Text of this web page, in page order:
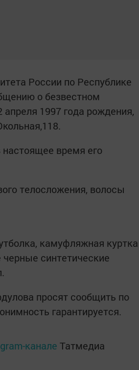
России по Республике
о безвестном
апреля 1997 года рождения,
время его
телосложения, волосы
камуфляжная куртка
синтетические
просят сообщить по
гарантируется.
канале Татмедиа